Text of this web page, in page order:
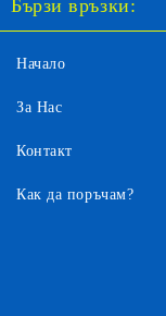
Бързи връзки:
Начало
За Нас
Контакт
Как да поръчам?